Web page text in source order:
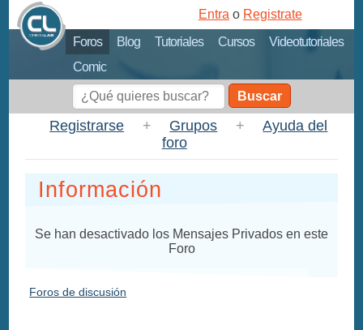
Foros Blog Tutoriales Cursos
Videotutoriales
Comic
Entra o Registrate
Buscar
Registrarse + Grupos +
Ayuda del
foro
Información
Se han desactivado los Mensajes Privados en este
Foro
Foros de discusión